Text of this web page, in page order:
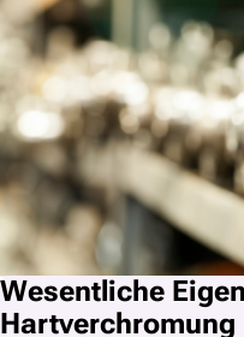
Wesentliche
Hartverchromung